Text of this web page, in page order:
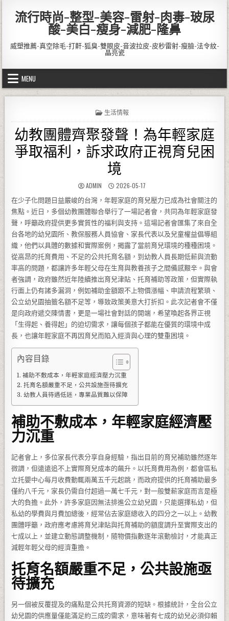
流行時尚-整型-美容-雷射-肉毒-玻尿
酸-美白-瘦身-減肥-隆鼻
威塑推薦-真空除毛-打鼾-狐臭-雙眼皮-音波拉皮-皮秒雷射-瘦臉-法令紋-
晶亮瓷
MENU
POSTED IN
生活情報
幼教團體齊聚發聲！為年輕家庭
爭取福利，訴求政府正視育兒困
境
AUTHOR:
ADMIN PUBLISHED DATE:
2026-05-17
在少子化問題日益嚴峻的台灣，年輕家庭的育兒壓力已成為社會關注的
焦點。近日，多個幼教團體聯合舉行了一場記者會，共同為年輕家庭發
聲，呼籲政府提供更多實質性的福利與支持。這場記者會匯集了來自全
台各地的幼兒園所、教保服務人員協會、家長代表以及兒童權益倡導組
織，他們以具體的數據和實際案例，揭露了當前育兒環境的種種困境。
從高昂的托育費用、不足的公共托育名額，到幼教人員長期低薪與流動
率高的問題，都讓許多年輕父母在生育與教養孩子之間備感艱辛。與會
者強調，政府雖然近年陸續推出育兒津貼、托育補助等政策，但實際執
行面上仍有諸多漏洞，例如補助金額跟不上物價漲幅、申請流程繁瑣、
公立幼兒園抽籤名額不足等，導致政策美意大打折扣。此次記者會不僅
是向政府遞交陳情書，更是一場社會對話的開端，希望喚起各界正視
「生得起、養得起」的迫切需求，讓每個孩子都能在優質的環境中成
長，也讓年輕家庭不再因育兒而陷入經濟與心理的雙重困境。
內容目錄
補助不敷成本，年輕家庭經濟壓力沉重
托育名額嚴重不足，公共設施亟待擴充
幼教人員待遇低迷，專業品質難以保障
補助不敷成本，年輕家庭經濟壓
力沉重
記者會上，多位家長代表分享自身經驗，指出目前的育兒補助雖然逐年
微調，但遠遠追不上實際育兒成本的飆升。以托育費用為例，都會區私
立托嬰中心每月收費動輒兩萬五千元起跳，而政府提供的托育補助最多
僅約八千元，家長仍需自付超過一萬七千元，對一般雙薪家庭而言是極
大的負擔。此外，許多家庭因無法排進公立幼兒園，只能選擇私幼，但
私幼的學費與月費加總後，經常佔去家庭總收入的四分之一以上。幼教
團體呼籲，政府應考慮將育兒津貼與托育補助的額度調升至實際支出的
七成以上，並建立動態調整機制，隨物價指數逐年滾動檢討，才能真正
減輕年輕父母的經濟重擔。
托育名額嚴重不足，公共設施亟
待擴充
另一個被反覆提及的痛點是公共托育資源的短缺。根據統計，全台公立
幼兒園的供應量僅能滿足約三成的需求，意味著有七成的幼兒必須仰賴